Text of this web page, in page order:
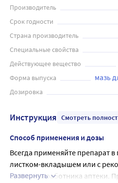
радиационный дерматит,
содержит два действующих
противовоспалительное
комбинации обеспечивают
лечение заболеваний кожи.
обладает мощным
антибактериальным
поврежденную или
индивидуальной
проконсультироваться с
рекомендациям по
Производитель
Срок годности
Страна производитель
Специальные свойства
Действующее вещество
Форма выпуска мазь
Дозировка
Инструкция Смотреть
Способ применения и дозы
Всегда применяйте препарат
листком-вкладышем или с
врача или работника аптеки.
Развернуть